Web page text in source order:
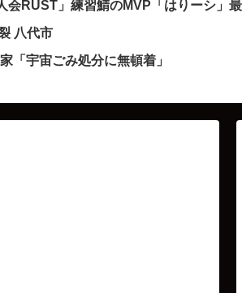
RUST」練習鯖のMVP「はりーシ」
八代市
「宇宙ごみ処分に無頓着」